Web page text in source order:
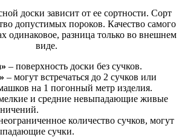
доски зависит от ее сортности. Сорт
допустимых пороков. Качество самого
одинаковое, разница только во внешнем
виде.
– поверхность доски без сучков.
– могут встречаться до 2 сучков или
на 1 погонный метр изделия.
и средние невыпадающие живые
количество сучков, могут
сучки.